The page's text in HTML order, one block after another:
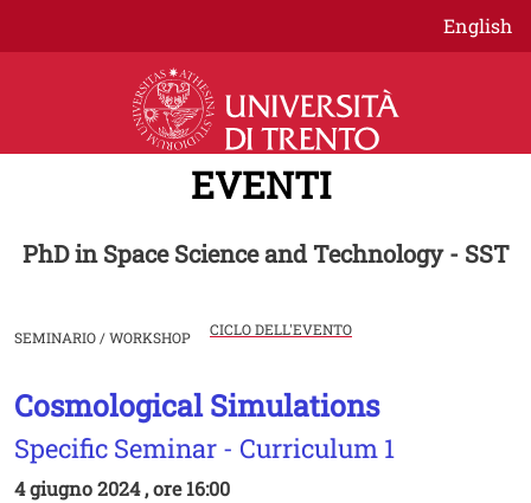
Salta al contenuto principale
English
EVENTI
PhD in Space Science and Technology - SST
SEMINARIO / WORKSHOP CICLO DELL'EVENTO
Image
Cosmological Simulations
Specific Seminar - Curriculum 1
4 giugno 2024 , ore 16:00